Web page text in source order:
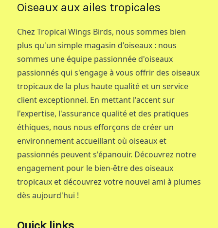
Oiseaux aux ailes tropicales
Chez Tropical Wings Birds, nous sommes bien
plus qu'un simple magasin d'oiseaux : nous
sommes une équipe passionnée d'oiseaux
passionnés qui s'engage à vous offrir des oiseaux
tropicaux de la plus haute qualité et un service
client exceptionnel. En mettant l'accent sur
l'expertise, l'assurance qualité et des pratiques
éthiques, nous nous efforçons de créer un
environnement accueillant où oiseaux et
passionnés peuvent s'épanouir. Découvrez notre
engagement pour le bien-être des oiseaux
tropicaux et découvrez votre nouvel ami à plumes
dès aujourd'hui !